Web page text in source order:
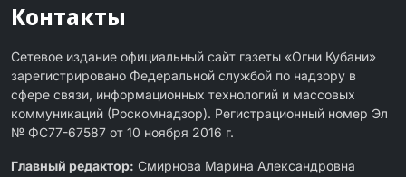
Контакты
Сетевое издание официальный сайт газеты «Огни Кубани»
зарегистрировано Федеральной службой по надзору в
сфере связи, информационных технологий и массовых
коммуникаций (Роскомнадзор). Регистрационный номер Эл
№ ФС77-67587 от 10 ноября 2016 г.
Главный редактор: Смирнова Марина Александровна